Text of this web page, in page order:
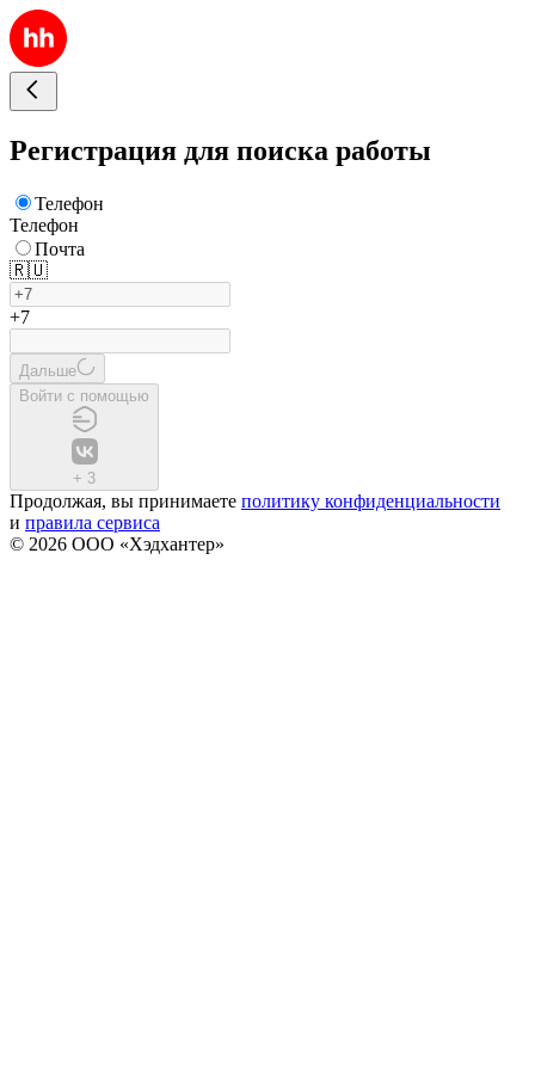
Регистрация для поиска работы
Телефон
Телефон
Почта
🇷🇺
+7
Дальше
Войти с помощью
+ 3
Продолжая, вы принимаете политику конфиденциальности
и правила сервиса
© 2026 ООО «Хэдхантер»